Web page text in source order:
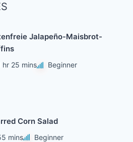
Jalapeño-Maisbrot-
hr 25 mins Beginner
Corn Salad
mins Beginner